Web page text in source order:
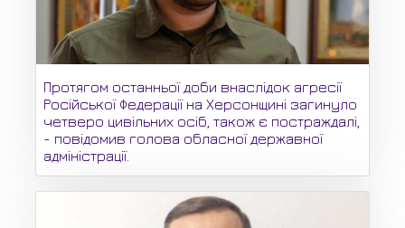
Протягом останньої доби внаслідок агресії
Російської Федерації на Херсонщині загинуло
четверо цивільних осіб, також є постраждалі,
- повідомив голова обласної державної
адміністрації.